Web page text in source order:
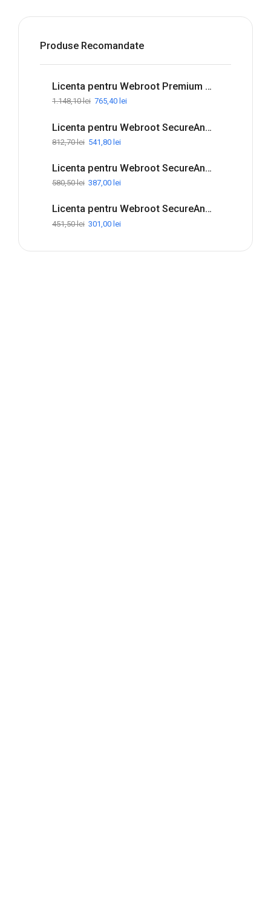
Produse Recomandate
Licenta pentru Webroot Premium with Allstate Identity Protection - 1-Year / 5-Device
1.148,10lei 765,40 lei
Licenta pentru Webroot SecureAnywhere Internet Security Complete - 1-Year / 5-Device
812,70lei 541,80 lei
Licenta pentru Webroot SecureAnywhere Internet Security Plus - 1-Year / 3-Device
580,50lei 387,00 lei
Licenta pentru Webroot SecureAnywhere Antivirus - 1-Year / 3-Device
451,50lei 301,00 lei